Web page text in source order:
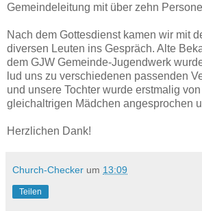
Gemeindeleitung mit über zehn
Nach dem Gottesdienst kamen wir mit
diversen Leuten ins Gespräch. Alte
dem GJW Gemeinde-Jugendwerk
lud uns zu verschiedenen passenden
und unsere Tochter wurde erstmalig
gleichaltrigen Mädchen angesprochen
Herzlichen Dank!
Church-Checker um 13:09
Teilen